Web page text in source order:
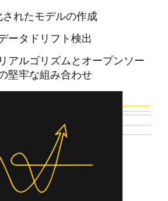
れたモデルの作成
ータドリフト検出
アルゴリズムとオープンソー
堅牢な組み合わせ